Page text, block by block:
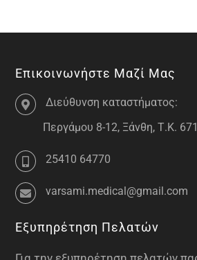
Επικοινωνήστε Μαζί Μας
Διεύθυνση καταστήματος:
Περγάμου 8-12, Ξάνθη, Τ.Κ.
25410 64770
varsami.medical@gmail.com
Εξυπηρέτηση Πελατών